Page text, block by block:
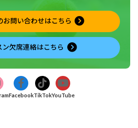
お問い合わせはこちら
ン欠席連絡はこちら
ア
イ
コ
ン
Facebook
グ
ル
ー
ア
イ
コ
ン
TikTok
グ
ル
ー
ア
イ
コ
ン
YouTube
グ
ル
ー